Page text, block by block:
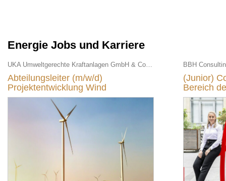
Energie Jobs und Karriere
UKA Umweltgerechte Kraftanlagen GmbH & Co. KG
Abteilungsleiter (m/w/d)
Projektentwicklung Wind
BBH
(Junior)
Bereich